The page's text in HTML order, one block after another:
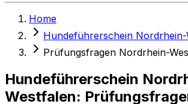
Home
Hundeführerschein Nordrhein-
Prüfungsfragen Nordrhein-
Hundeführerschein
Westfalen: